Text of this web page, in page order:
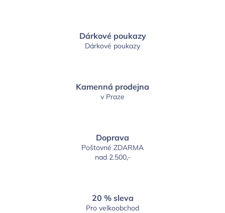
Dárkové poukazy
Dárkové poukazy
Kamenná prodejna
v Praze
Doprava
Poštovné ZDARMA
nad 2.500,-
20 % sleva
Pro velkoobchod